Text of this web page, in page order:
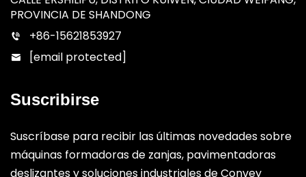
PROVINCIA DE SHANDONG
+86-15621853927
[email protected]
Suscribirse
Suscríbase para recibir las últimas novedades sobre
máquinas formadoras de zanjas, pavimentadoras
deslizantes y soluciones industriales de Convey